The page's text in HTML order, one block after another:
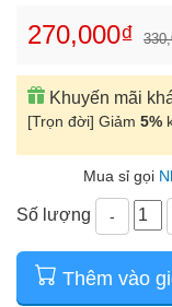
270,000₫
Khuyến mãi
[Trọn đời] Giảm 5%
Mua sỉ gọi
Số lượng -
Thêm vào